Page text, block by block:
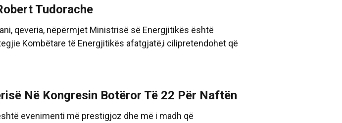
Tudorache
qeveria, nëpërmjet Ministrisë së Energjitikës është
Kombëtare të Energjitikës afatgjatë,i cilipretendohet që
Në Kongresin Botëror Të 22 Për Naftën
evenimenti më prestigjoz dhe më i madh që